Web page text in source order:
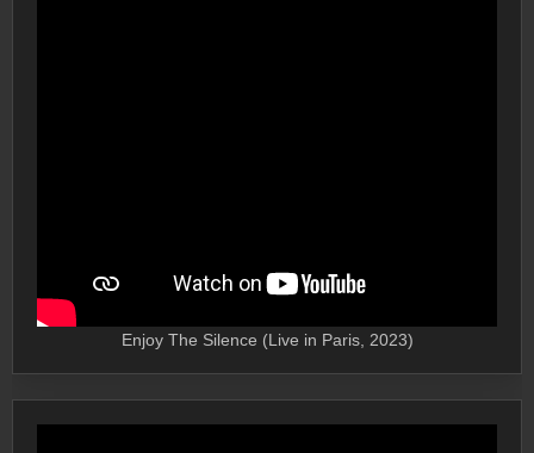
Enjoy The Silence (Live in Paris, 2023)